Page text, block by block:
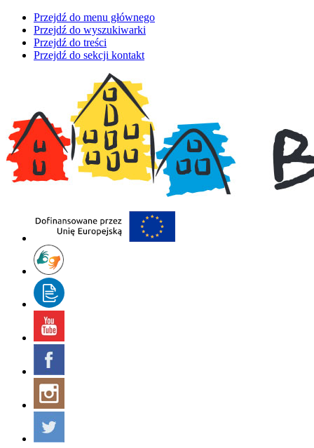
Przejdź do menu głównego
Przejdź do wyszukiwarki
Przejdź do treści
Przejdź do sekcji kontakt